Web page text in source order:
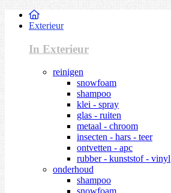
Exterieur
In Exterieur
reinigen
snowfoam
shampoo
klei - spray
glas - ruiten
metaal - chroom
insecten - hars - teer
ontvetten - apc
rubber - kunststof - vinyl
onderhoud
shampoo